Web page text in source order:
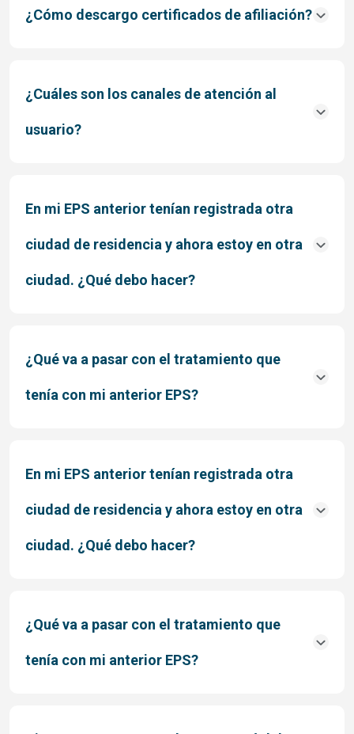
¿Cómo descargo certificados de afiliación?
¿Cuáles son los canales de atención al
usuario?
En mi EPS anterior tenían registrada otra
ciudad de residencia y ahora estoy en otra
ciudad. ¿Qué debo hacer?
¿Qué va a pasar con el tratamiento que
tenía con mi anterior EPS?
En mi EPS anterior tenían registrada otra
ciudad de residencia y ahora estoy en otra
ciudad. ¿Qué debo hacer?
¿Qué va a pasar con el tratamiento que
tenía con mi anterior EPS?